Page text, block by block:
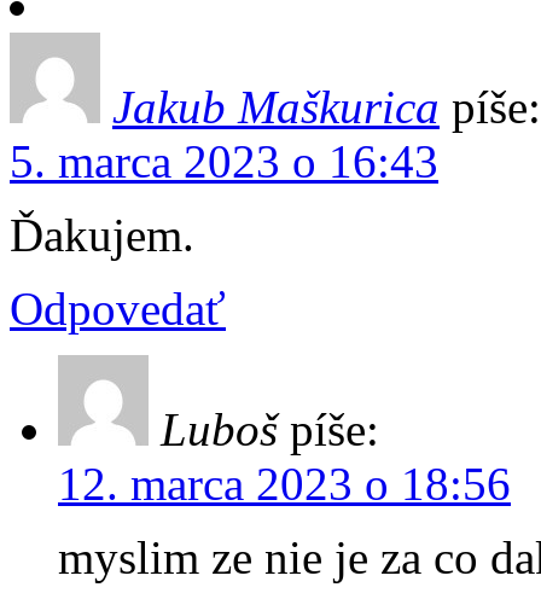
Jakub Maškurica píše:
5. marca 2023 o 16:43
Ďakujem.
Odpovedať
Luboš píše:
12. marca 2023 o 18:56
myslim ze nie je za co